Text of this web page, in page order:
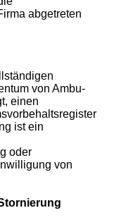
abgetreten
von Ambu-
einen
ist ein
oder
von